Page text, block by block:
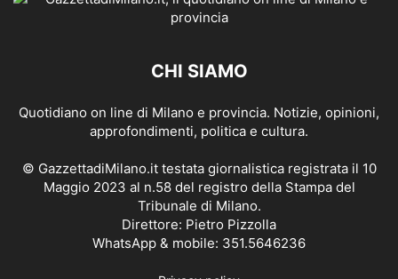
CHI SIAMO
Quotidiano on line di Milano e provincia. Notizie, opinioni,
approfondimenti, politica e cultura.
© GazzettadiMilano.it testata giornalistica registrata il 10
Maggio 2023 al n.58 del registro della Stampa del
Tribunale di Milano.
Direttore: Pietro Pizzolla
WhatsApp & mobile: 351.5646236